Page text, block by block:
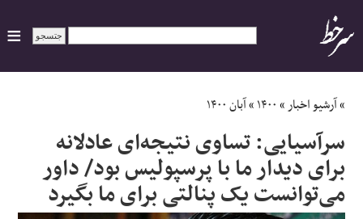
ایران
سیاسی
اقتصاد
»آرشیو اخبار»۱۴۰۰»آبان ۱۴۰۰
سرآسیایی: تساوی نتیجه‌ای عادلانه
برای دیدار ما با پرسپولیس بود/ داور
می‌توانست یک پنالتی برای ما بگیرد